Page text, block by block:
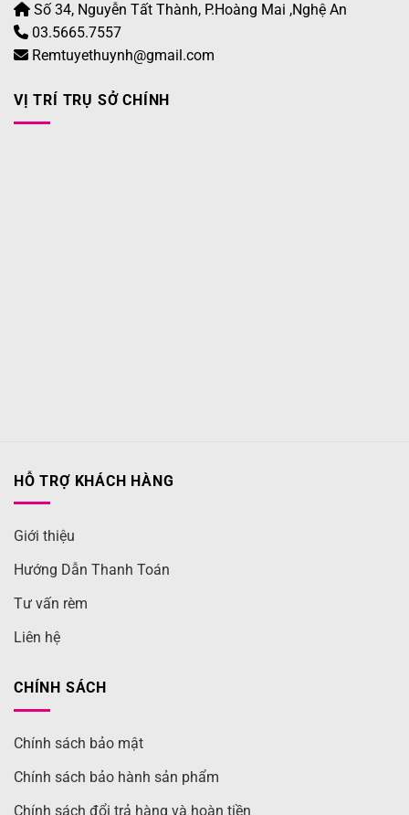
Số 34, Nguyễn Tất Thành, P.Hoàng Mai ,Nghệ An
03.5665.7557
Remtuyethuynh@gmail.com
VỊ TRÍ TRỤ SỞ CHÍNH
HỖ TRỢ KHÁCH HÀNG
Giới thiệu
Hướng Dẫn Thanh Toán
Tư vấn rèm
Liên hệ
CHÍNH SÁCH
Chính sách bảo mật
Chính sách bảo hành sản phẩm
Chính sách đổi trả hàng và hoàn tiền